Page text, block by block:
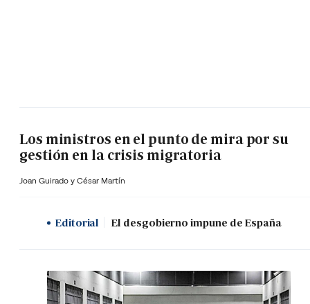
Los ministros en el punto de mira por su
gestión en la crisis migratoria
Joan Guirado y César Martín
Editorial El desgobierno impune de España